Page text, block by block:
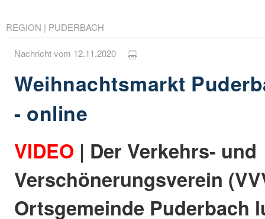
REGION | PUDERBACH
Nachricht vom 12.11.2020
Weihnachtsmarkt
- online
VIDEO | Der Verkehrs- und
Verschönerungsverein
Ortsgemeinde Puderbach